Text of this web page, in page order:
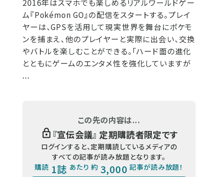
2016年はスマホでも楽しめるリアルワールドゲー
ム『Pokémon GO』の配信をスタートする。プレイ
ヤーは、GPSを活用して現実世界を舞台にポケモ
ンを捕まえ、他のプレイヤーと実際に出会い、交換
やバトルを楽しむことができる。「ハード面の進化
とともにゲームのエンタメ性を強化していますが
...
この先の内容は...
『宣伝会議』 定期購読者限定です
ログインすると、定期購読しているメディアの
すべての記事が読み放題となります。
購読 1誌 あたり 約 3,000 記事が読み放題！